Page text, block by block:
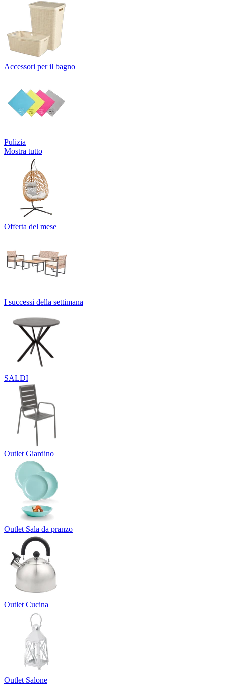
Accessori per il bagno
Pulizia
Mostra tutto
Offerta del mese
I successi della settimana
SALDI
Outlet Giardino
Outlet Sala da pranzo
Outlet Cucina
Outlet Salone